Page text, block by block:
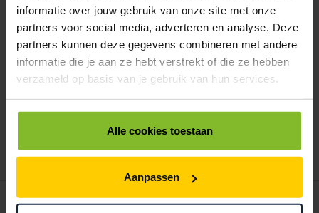
informatie over jouw gebruik van onze site met onze
partners voor social media, adverteren en analyse. Deze
partners kunnen deze gegevens combineren met andere
informatie die je aan ze hebt verstrekt of die ze hebben
verzameld op basis van je gebruik van hun services.
Alle cookies toestaan
Aanpassen
ALLES BESTELLEN
Hoe werkt een bestellijst?
Wanneer u bent ingelogd, kunt u een eigen bestellijst maken.
account. Dat pakt altijd goed uit voor uw administratie!
POSTDOOS BEDRUKKEN